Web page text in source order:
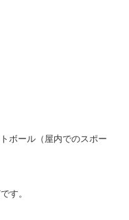
ボール（屋内でのスポー
す。